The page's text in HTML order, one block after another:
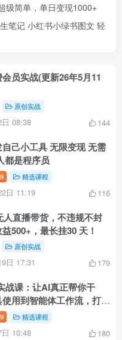
级简单，单日变现1000+
笔记 小红书小绿书图文 轻
员实战(更新26年5月11
原创实战
日 08:38 144
己小工具 无限变现 无需
都是程序员
精选课程
日 11:19 116
人直播带货，不违规不封
500+，最长挂30 天！
原创实战
日 17:31 179
战课：让AI真正帮你干
用到智能体工作流，打造
系统精选课程
10:48 180